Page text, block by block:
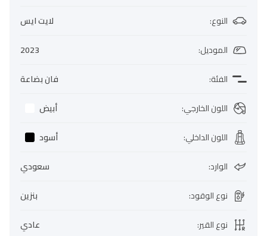
النوع:
لايت ايس
الموديل:
2023
الفئة:
فان بضاعة
اللون الخارجي:
أبيض
اللون الداخلي:
أسود
الوارد:
سعودي
نوع الوقود:
بنزين
نوع القير:
عادي